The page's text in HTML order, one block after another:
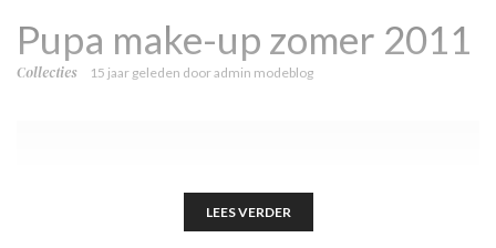
Pupa make-up zomer 2011
Collecties 15 jaar geleden dooradmin modeblog
LEES VERDER